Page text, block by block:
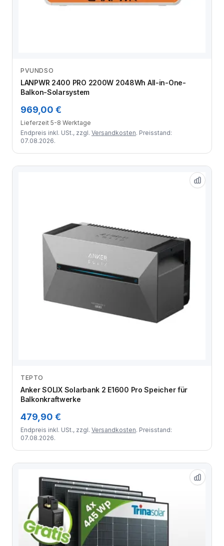
PVUNDSO
LANPWR 2400 PRO 2200W 2048Wh All-in-One-
Balkon-Solarsystem
969,00 €
Lieferzeit 5-8 Werktage
Endpreis inkl. USt., zzgl. Versandkosten. Preisstand:
07.08.2026.
TEPTO
Anker SOLIX Solarbank 2 E1600 Pro Speicher für
Balkonkraftwerke
479,90 €
Endpreis inkl. USt., zzgl. Versandkosten. Preisstand:
07.08.2026.